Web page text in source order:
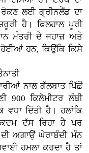
ਲਈ ਗ੍ਰੀਨਲੈਂਡ ਦਾ
ਹੈ। ਫਿਲਹਾਲ ਪੂਰੀ
ਮੰਤਰੀ ਦੇ ਜਹਾਜ਼ ਅਤੇ
ਹੋਈਆਂ ਹਨ, ਕਿਉਂਕਿ ਕਿਸੇ
ਨਾਲ ਗੱਲਬਾਤ ਪਿੱਛੋਂ
900 ਕਿਲੋਮੀਟਰ ਲੰਬੀ
ਦਿੱਤੀ ਹੈ। ਹਲਾਂਕਿ
ਦੱਸ ਰਿਹਾ ਹੈ ਪਰ
ਅਗਾਉਂ ਘੇਰਾਬੰਦੀ ਮੰਨ
ਹਮਲਾ ਕਰਦਾ ਹੈ ਤਾਂ